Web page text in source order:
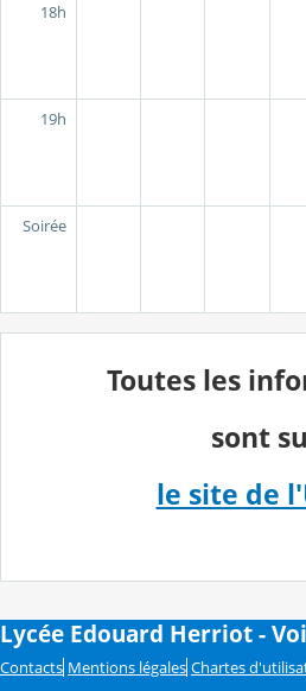
18h
19h
Soirée
Toutes les
sont
le site de
Lycée Edouard Herriot -
Contacts Mentions légales Chartes